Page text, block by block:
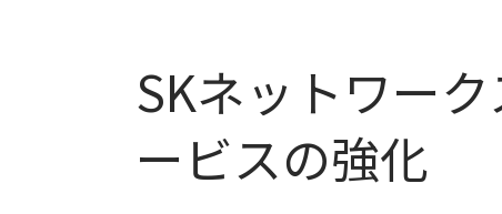
SKネットワー
ービスの強化